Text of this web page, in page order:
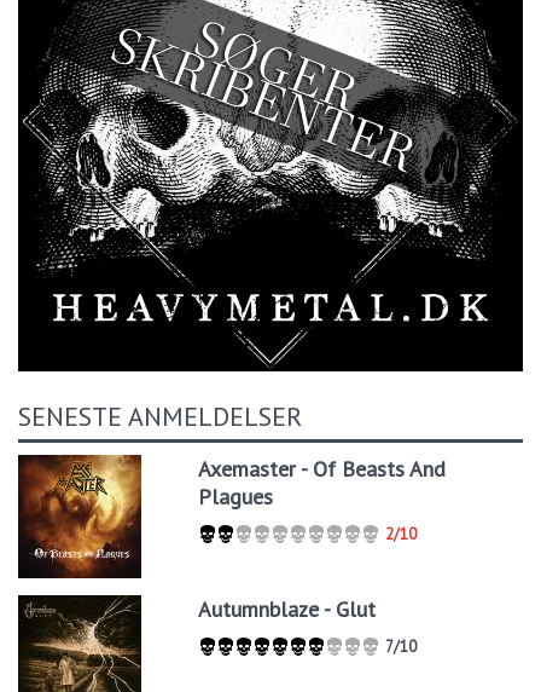
SENESTE ANMELDELSER
Axemaster - Of Beasts And
Plagues
2/10
Autumnblaze - Glut
7/10